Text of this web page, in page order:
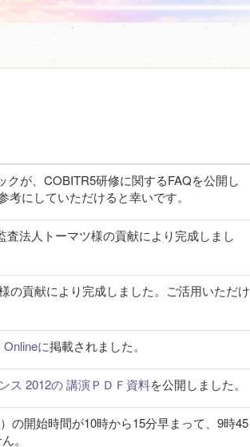
が、COBITR5研修に関するFAQを公開し
考にしていただけると幸いです。
査法人トーマツ様の貢献により完成しまし
の貢献により完成しました。ご活用いただけ
に掲載されました。
ス 2012の 講演ＰＤＦ資料を公開しました。
）の開始時間が10時から15分早まって、9時45
。